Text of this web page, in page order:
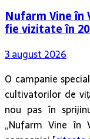
Nufarm Vine în
fie vizitate în
3 august 2026
O campanie
cultivatorilor de
nou pas în
„Nufarm Vine în